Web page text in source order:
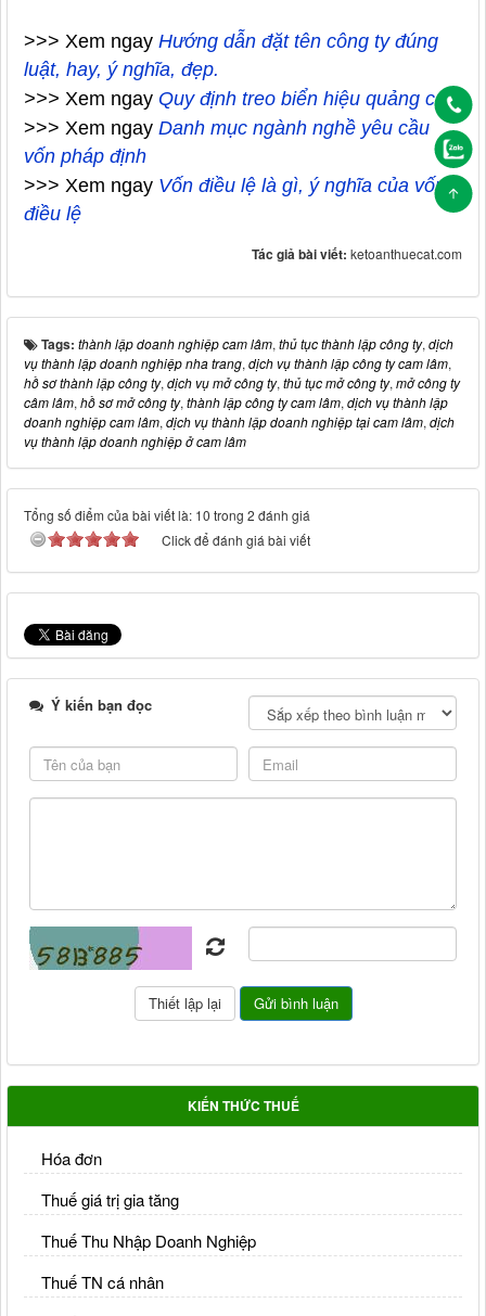
>>> Xem ngay Hướng dẫn đặt tên công ty đúng
luật, hay, ý nghĩa, đẹp.
>>> Xem ngay Quy định treo biển hiệu quảng cáo.
>>> Xem ngay Danh mục ngành nghề yêu cầu
vốn pháp định
>>> Xem ngay Vốn điều lệ là gì, ý nghĩa của vốn
điều lệ
Tác giả bài viết: ketoanthuecat.com
Tags: thành lập doanh nghiệp cam lâm, thủ tục thành lập công ty, dịch
vụ thành lập doanh nghiệp nha trang, dịch vụ thành lập công ty cam lâm,
hồ sơ thành lập công ty, dịch vụ mở công ty, thủ tục mở công ty, mở công ty
câm lâm, hồ sơ mở công ty, thành lập công ty cam lâm, dịch vụ thành lập
doanh nghiệp cam lâm, dịch vụ thành lập doanh nghiệp tại cam lâm, dịch
vụ thành lập doanh nghiệp ở cam lâm
Tổng số điểm của bài viết là: 10 trong 2 đánh giá
Click để đánh giá bài viết
Ý kiến bạn đọc
KIẾN THỨC THUẾ
Hóa đơn
Thuế giá trị gia tăng
Thuế Thu Nhập Doanh Nghiệp
Thuế TN cá nhân